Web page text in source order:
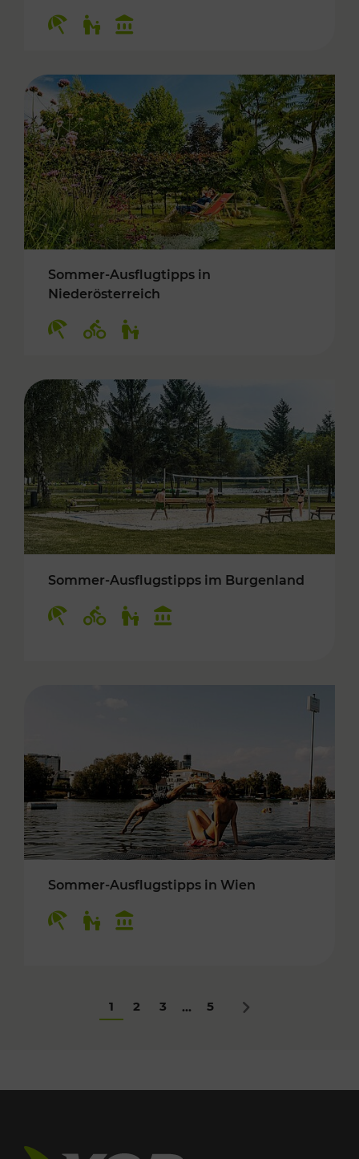
Sommer-Ausflugtipps in
Niederösterreich
Sommer-Ausflugstipps im Burgenland
Sommer-Ausflugstipps in Wien
1 2 3 ... 5 Nächstes